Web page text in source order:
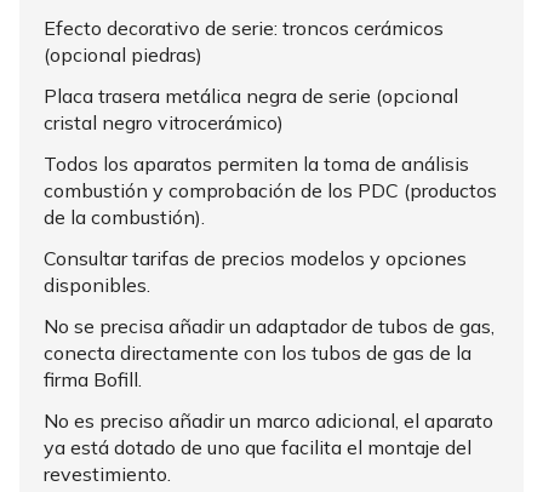
Efecto decorativo de serie: troncos cerámicos
(opcional piedras)
Placa trasera metálica negra de serie (opcional
cristal negro vitrocerámico)
Todos los aparatos permiten la toma de análisis
combustión y comprobación de los PDC (productos
de la combustión).
Consultar tarifas de precios modelos y opciones
disponibles.
No se precisa añadir un adaptador de tubos de gas,
conecta directamente con los tubos de gas de la
firma Bofill.
No es preciso añadir un marco adicional, el aparato
ya está dotado de uno que facilita el montaje del
revestimiento.